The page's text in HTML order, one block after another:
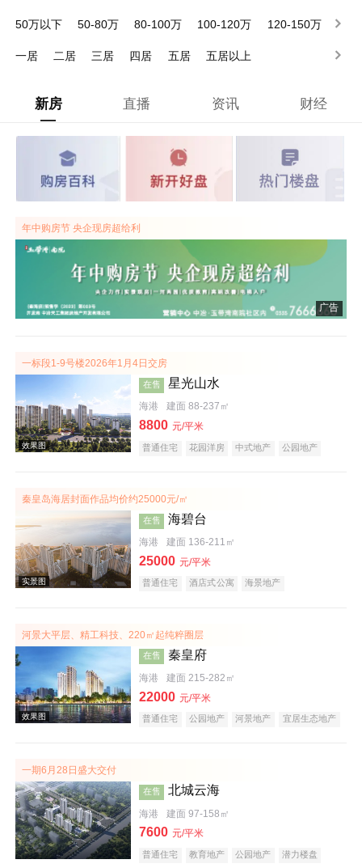
50万以下
50-80万 80-100万 100-120万
120-150万
一居
二居 三居 四居 五居 五居以上
新房 直播 资讯 财经
年中购房节 央企现房超给利
广告
一标段1-9号楼2026年1月4日交房
在售 星光山水
海港 建面 88-237㎡
8800 元/平米
普通住宅 花园洋房 中式地产
公园地产
秦皇岛海居封面作品均价约25000元/㎡
在售 海碧台
海港 建面 136-211㎡
25000 元/平米
普通住宅 酒店式公寓 海景地产
河景大平层、精工科技、220㎡起纯粹圈层
在售 秦皇府
海港 建面 215-282㎡
22000 元/平米
普通住宅 公园地产 河景地产
宜居生态地产
一期6月28日盛大交付
在售 北城云海
海港 建面 97-158㎡
7600 元/平米
普通住宅 教育地产 公园地产 潜力楼盘